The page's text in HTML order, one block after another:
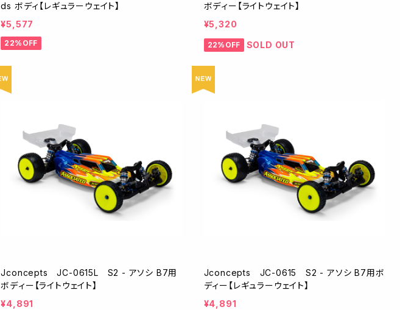
ds ボディ【レギュラーウェイト】
¥5,577
22%OFF
ボディー【ライトウェイト】
¥5,320
22%OFF SOLD OUT
Jconcepts JC-0615L S2 - アソシ B7用
ボディー【ライトウェイト】
¥4,891
Jconcepts JC-0615 S2 - アソシ B7用ボ
ディー【レギュラーウェイト】
¥4,891